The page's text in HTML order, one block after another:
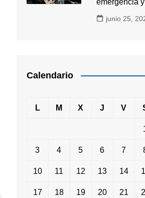
junio 25,
Calendario
L M X J V
3 4 5 6 7
10 11 12 13 14
17 18 19 20 21